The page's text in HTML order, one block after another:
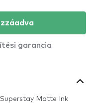
garancia
Matte Ink